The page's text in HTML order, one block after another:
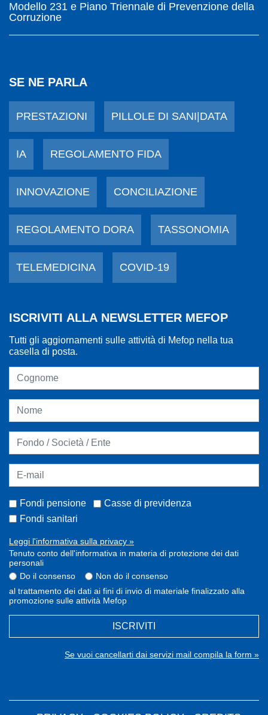
Modello 231 e Piano Triennale di Prevenzione della
Corruzione
SE NE PARLA
PRESTAZIONI PILLOLE DI SANI|DATA
IA REGOLAMENTO FIDA
INNOVAZIONE CONCILIAZIONE
REGOLAMENTO DORA TASSONOMIA
TELEMEDICINA COVID-19
ISCRIVITI ALLA NEWSLETTER MEFOP
Tutti gli aggiornamenti sulle attività di Mefop nella tua
casella di posta.
Fondi pensione
Casse di previdenza
Fondi sanitari
Leggi l'informativa sulla privacy »
Tenuto conto dell'informativa in materia di protezione dei dati
personali
Do il consenso
Non do il consenso
al trattamento dei dati ai fini di invio di materiale finalizzato alla
promozione sulle attività Mefop
ISCRIVITI
Se vuoi cancellarti dai servizi mail compila la form »